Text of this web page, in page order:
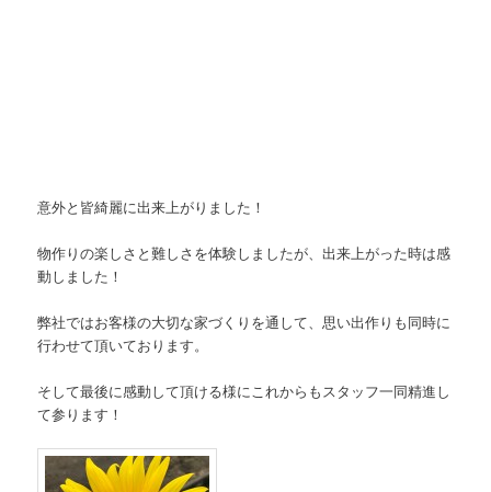
意外と皆綺麗に出来上がりました！
物作りの楽しさと難しさを体験しましたが、出来上がった時は感
動しました！
弊社ではお客様の大切な家づくりを通して、思い出作りも同時に
行わせて頂いております。
そして最後に感動して頂ける様にこれからもスタッフ一同精進し
て参ります！